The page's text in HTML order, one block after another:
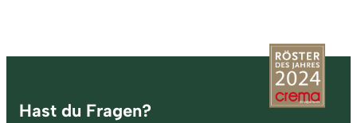
Fußzeile
Hast du Fragen?